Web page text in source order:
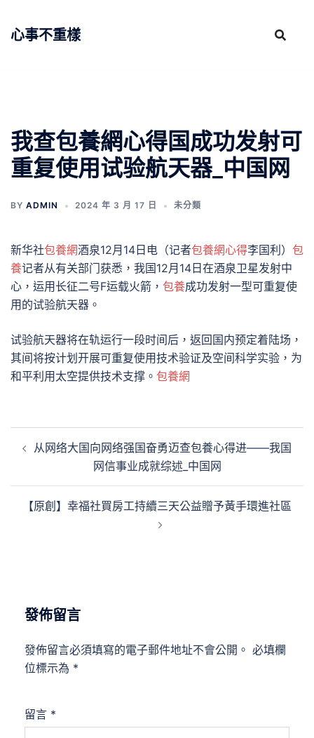
心事不重樣
我查包養網心得国成功发射可
重复使用试验航天器_中国网
BY ADMIN 2024 年 3 月 17 日 未分類
新华社包養網酒泉12月14日电（记者包養網心得李国利） 包
養记者从有关部门获悉，我国12月14日在酒泉卫星发射中
心，运用长征二号F运载火箭， 包養成功发射一型可重复使
用的试验航天器。
试验航天器将在轨运行一段时间后，返回国内预定着陆场，
其间将按计划开展可重复使用技术验证及空间科学实验，为
和平利用太空提供技术支撑。 包養網
章 从网络大国向网络强国奋勇迈查包養心得进——我国
网信事业成就综述_中国网
【原創】幸福社買房工持續三天公益贈予黃手環進社區
發佈留言
發佈留言必須填寫的電子郵件地址不會公開。 必填欄
位標示為 *
留言 *